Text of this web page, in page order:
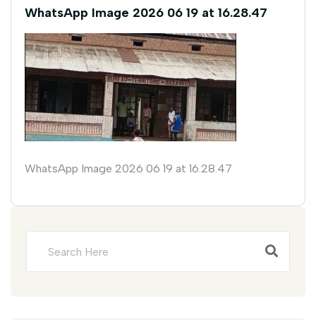
WhatsApp Image 2026 06 19 at 16.28.47
WhatsApp Image 2026 06 19 at 16.28.47